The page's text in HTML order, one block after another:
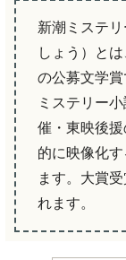
新潮ミステ
しょう）と
の公募文学
ミステリー
催・東映後
的に映像化
ます。大賞
れます。